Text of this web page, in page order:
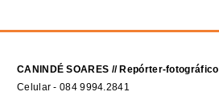
CANINDÉ SOARES // Repórter-fotográfico
Celular - 084 9994.2841